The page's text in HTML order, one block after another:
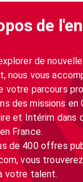
de
de
nous vous
votre parcours
des missions en
et Intérim dans
France.
de 400 offres
vous
votre talent.